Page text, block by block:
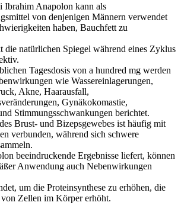
Ibrahim Anapolon kann als
von denjenigen Männern verwendet
haben, Bauchfett zu
die natürlichen Spiegel während eines Zyklus
Tagesdosis von a hundred mg werden
wie Wassereinlagerungen,
Akne, Haarausfall,
Gynäkokomastie,
Stimmungsschwankungen berichtet.
Brust- und Bizepsgewebes ist häufig mit
verbunden, während sich schwere
beeindruckende Ergebnisse liefert, können
Anwendung auch Nebenwirkungen
um die Proteinsynthese zu erhöhen, die
Zellen im Körper erhöht.